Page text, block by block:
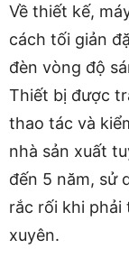
Về thiết kế,
cách tối giản
đèn vòng độ
Thiết bị được
thao tác và
nhà sản xuất
đến 5 năm, sử
rắc rối khi
xuyên.